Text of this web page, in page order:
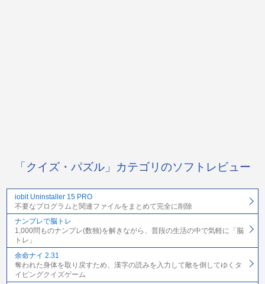
「クイズ・パズル」カテゴリのソフトレビュー
iobit Uninstaller 15 PRO
不要なプログラムと関連ファイルをまとめて完全に削除
ナンプレで脳トレ
1,000問ものナンプレ(数独)を解きながら、普段の生活の中で気軽に「脳
トレ」
余命ナイ 2.31
奪われた身体を取り戻すため、漢字の読みを入力して敵を倒してゆくタ
イピングクイズゲーム